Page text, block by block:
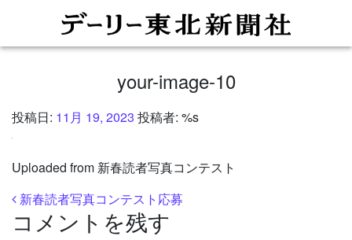
your-image-10
投稿日: 11月 19, 2023 投稿者: %s
Uploaded from 新春読者写真コンテスト
投稿ナビゲーション
新春読者写真コンテスト応募
コメントを残す